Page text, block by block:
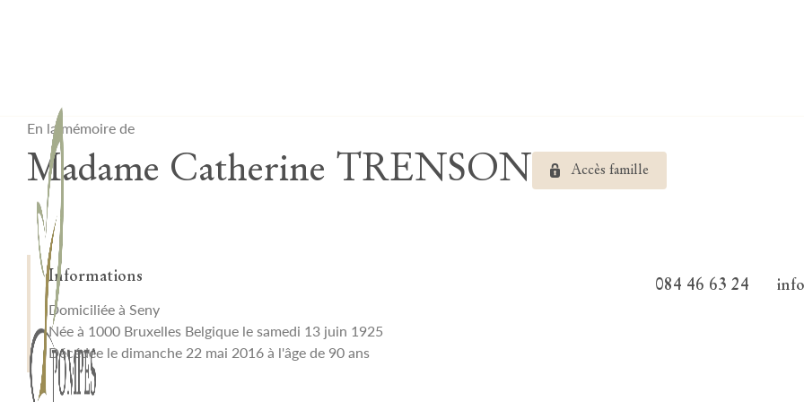
084 46 63 24
En la mémoire de
Madame Catherine TRENSON Accès famille
Informations
Domiciliée à Seny
Née à 1000 Bruxelles Belgique le samedi 13 juin 1925
Décédée le dimanche 22 mai 2016 à l'âge de 90 ans